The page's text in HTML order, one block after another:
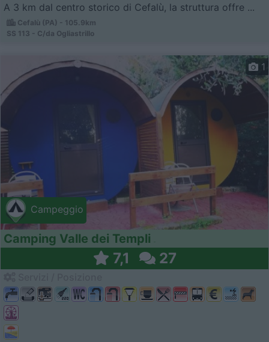
A 3 km dal centro storico di Cefalù, la struttura offre ...
Cefalù (PA) - 105.9km
SS 113 - C/da Ogliastrillo
Campeggio
1
Camping Valle dei Templi
7,1 27